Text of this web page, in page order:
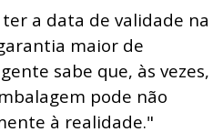
a data de validade na
maior de
sabe que, às vezes,
pode não
à realidade."